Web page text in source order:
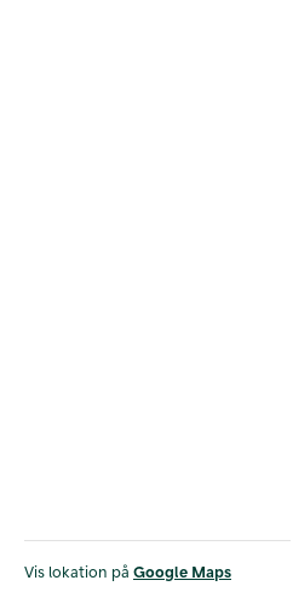
Vis lokation på Google Maps